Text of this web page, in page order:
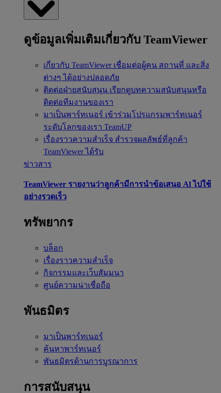
ดูข้อมูลเพิ่มเติมเกี่ยวกับ TeamViewer
เกี่ยวกับ TeamViewer เชื่อมต่อผู้คน สถานที่ และสิ่ง
ต่างๆ ได้อย่างปลอดภัย
ติดต่อฝ่ายสนับสนุน เรียกดูบทความสนับสนุนหรือ
ติดต่อทีมงานของเรา
มาเป็นพาร์ทเนอร์ เข้าร่วมโปรแกรมพาร์ทเนอร์
ระดับโลกของเรา TeamUP
เรื่องราวความสำเร็จ สำรวจผลลัพธ์ที่ลูกค้า
TeamViewer ได้รับ
ข่าวสาร
TeamViewer รายงานว่าลูกค้ามีการนำข้อเสนอ Al ไปใช้
อย่างรวดเร็ว
ทรัพยากร
บล็อก
เรื่องราวความสำเร็จ
กิจกรรมและเว็บสัมมนา
ศูนย์ความน่าเชื่อถือ
พันธมิตร
มาเป็นพาร์ทเนอร์
ค้นหาพาร์ทเนอร์
พันธมิตรด้านการบูรณาการ
การสนับสนุน